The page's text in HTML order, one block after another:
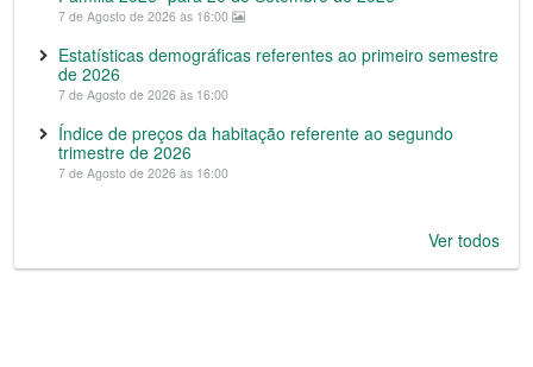
7 de Agosto de 2026 às 16:00
Estatísticas demográficas referentes ao primeiro semestre
de 2026
7 de Agosto de 2026 às 16:00
Índice de preços da habitação referente ao segundo
trimestre de 2026
7 de Agosto de 2026 às 16:00
Ver todos